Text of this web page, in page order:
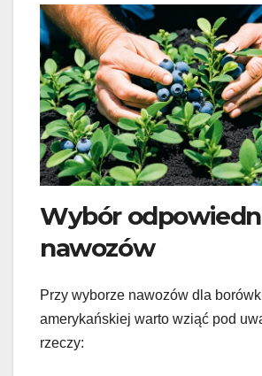
Wybór
nawozów
Przy wyborze nawozów dla
amerykańskiej warto wziąć pod
rzeczy: